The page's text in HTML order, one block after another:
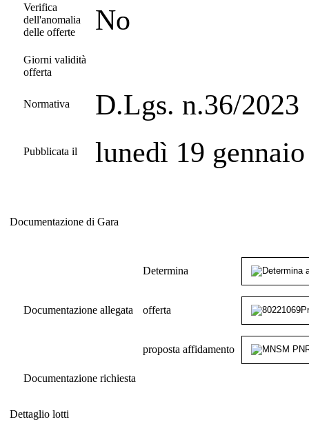
Verifica
dell'anomalia
delle offerte
No
Giorni validità
offerta
Normativa D.Lgs. n.36/2023
Pubblicata il lunedì 19
Documentazione di Gara
Documentazione allegata
Determina
offerta
proposta affidamento
Documentazione richiesta
Dettaglio lotti